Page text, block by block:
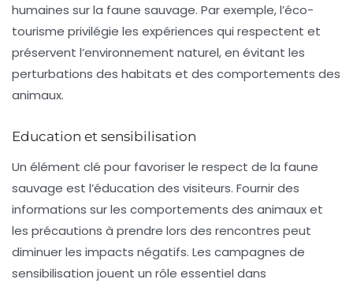
humaines sur la faune sauvage. Par exemple, l’éco-
tourisme privilégie les expériences qui respectent et
préservent l’environnement naturel, en évitant les
perturbations des habitats et des comportements des
animaux.
Education et sensibilisation
Un élément clé pour favoriser le respect de la faune
sauvage est l’éducation des visiteurs. Fournir des
informations sur les comportements des animaux et
les précautions à prendre lors des rencontres peut
diminuer les impacts négatifs. Les campagnes de
sensibilisation jouent un rôle essentiel dans